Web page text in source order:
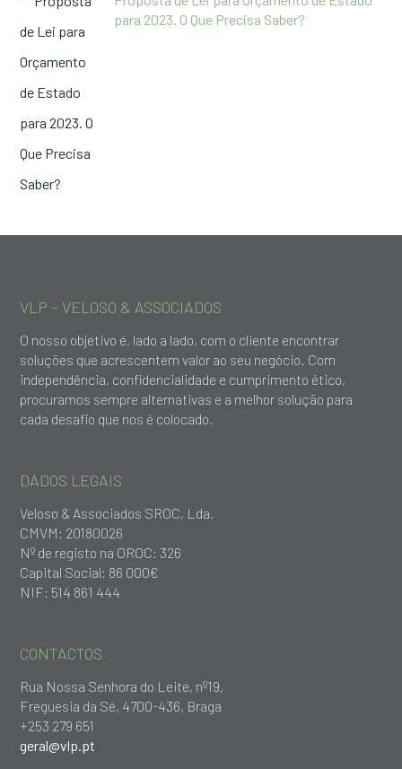
para 2023. O Que Precisa Saber?
VLP – VELOSO & ASSOCIADOS
O nosso objetivo é, lado a lado, com o cliente encontrar
soluções que acrescentem valor ao seu negócio. Com
independência, confidencialidade e cumprimento ético,
procuramos sempre alternativas e a melhor solução para
cada desafio que nos é colocado.
DADOS LEGAIS
Veloso & Associados SROC, Lda.
CMVM: 20180026
Nº de registo na OROC: 326
Capital Social: 86 000€
NIF: 514 861 444
CONTACTOS
Rua Nossa Senhora do Leite, nº19,
Freguesia da Sé, 4700-436, Braga
+253 279 651
geral@vlp.pt